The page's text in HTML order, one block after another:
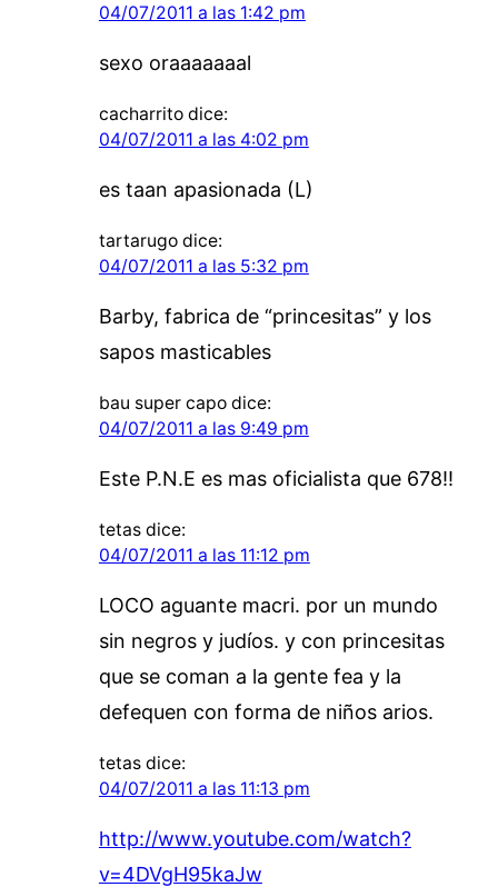
04/07/2011 a las 1:42 pm
sexo oraaaaaaal
cacharrito dice:
04/07/2011 a las 4:02 pm
es taan apasionada (L)
tartarugo dice:
04/07/2011 a las 5:32 pm
Barby, fabrica de “princesitas” y los
sapos masticables
bau super capo dice:
04/07/2011 a las 9:49 pm
Este P.N.E es mas oficialista que 678!!
tetas dice:
04/07/2011 a las 11:12 pm
LOCO aguante macri. por un mundo
sin negros y judíos. y con princesitas
que se coman a la gente fea y la
defequen con forma de niños arios.
tetas dice:
04/07/2011 a las 11:13 pm
http://www.youtube.com/watch?
v=4DVgH95kaJw